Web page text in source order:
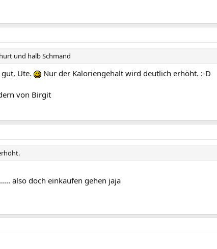
und halb Schmand
Ute. Nur der Kaloriengehalt wird deutlich erhöht. :-D
von Birgit
also doch einkaufen gehen jaja